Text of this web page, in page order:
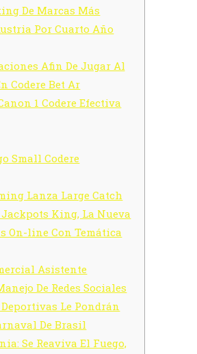
De Marcas Más
Por Cuarto Año
Afin De Jugar Al
Codere Bet Ar
1 Codere Efectiva
Small Codere
Lanza Large Catch
King, La Nueva
On-line Con Temática
Asistente
De Redes Sociales
Le Pondrán
De Brasil
Se Reaviva El Fuego,